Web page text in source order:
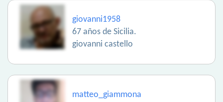
giovanni1958
67 años de Sicilia.
giovanni castello
matteo_giammona